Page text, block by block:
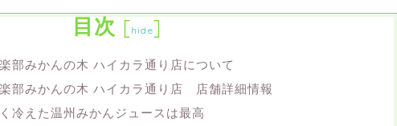
目次 [hide]
部みかんの木 ハイカラ通り店について
部みかんの木 ハイカラ通り店 店舗詳細情報
冷えた温州みかんジュースは最高